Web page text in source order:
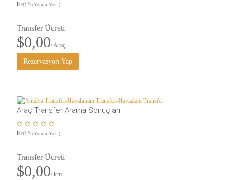
0 of 5 (Yorum Yok )
Transfer Ücreti
$0,00/ Araç
1
Araç Transfer Arama Sonuçları
0 of 5 (Yorum Yok )
Transfer Ücreti
$0,00/ km